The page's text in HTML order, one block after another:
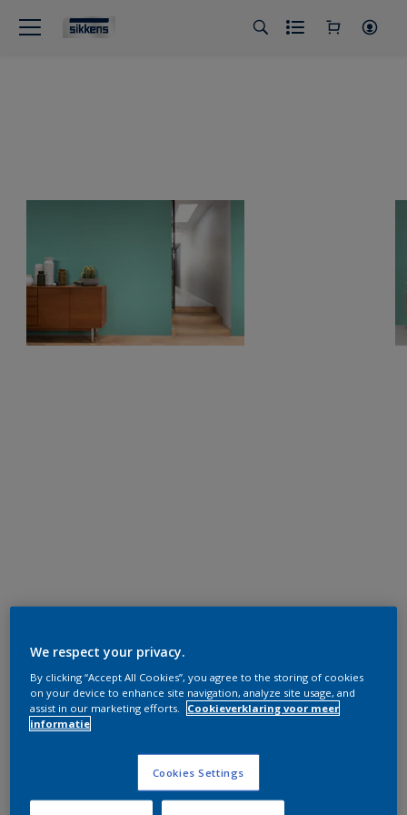
We respect your privacy.
By clicking “Accept All Cookies”, you agree to the storing of cookies
on your device to enhance site navigation, analyze site usage, and
assist in our marketing efforts.
Cookieverklaring voor meer
informatie
Cookies Settings